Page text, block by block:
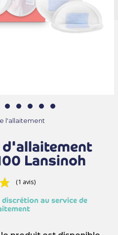
l'allaitement
Lansinoh
(1 avis)
au service de